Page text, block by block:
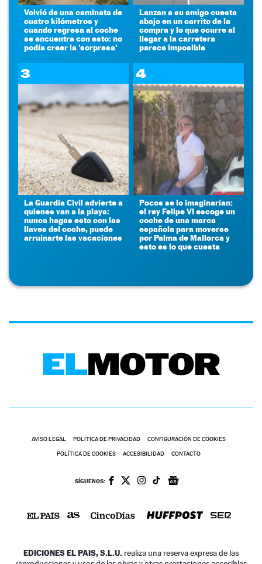
Volvió de una caminata de
cuatro kilómetros y
cuando regresa al coche
se encuentra con esto: no
podía creer la 'sorpresa'
Lanzan a su amigo cuesta
abajo en un carrito de la
compra y lo que ocurre al
llegar a la carretera
parece imposible
3
La Guardia Civil advierte a
quienes van a la playa:
nunca hagas esto con las
llaves del coche, puede
arruinarte las vacaciones
4
Pocos se lo imaginarían:
el rey Felipe VI escoge un
coche de una marca
española para moverse
por Palma de Mallorca y
esto es lo que cuesta
AVISO LEGAL POLÍTICA DE PRIVACIDAD CONFIGURACIÓN DE COOKIES
POLÍTICA DE COOKIES ACCESIBILIDAD CONTACTO
SÍGUENOS:
EDICIONES EL PAIS, S.L.U. realiza una reserva expresa de las